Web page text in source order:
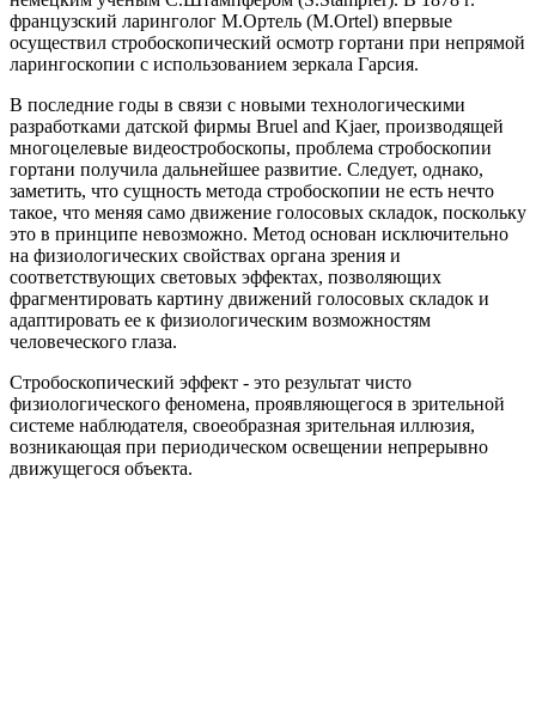
французский ларинголог М.Ортель (M.Ortel) впервые
осуществил стробоскопический осмотр гортани при непрямой
ларингоскопии с использованием зеркала Гарсия.
В последние годы в связи с новыми технологическими
разработками датской фирмы Вruel and Kjaer, производящей
многоцелевые видеостробоскопы, проблема стробоскопии
гортани получила дальнейшее развитие. Следует, однако,
заметить, что сущность метода стробоскопии не есть нечто
такое, что меняя само движение голосовых складок, поскольку
это в принципе невозможно. Метод основан исключительно
на физиологических свойствах органа зрения и
соответствующих световых эффектах, позволяющих
фрагментировать картину движений голосовых складок и
адаптировать ее к физиологическим возможностям
человеческого глаза.
Стробоскопический эффект - это результат чисто
физиологического феномена, проявляющегося в зрительной
системе наблюдателя, своеобразная зрительная иллюзия,
возникающая при периодическом освещении непрерывно
движущегося объекта.